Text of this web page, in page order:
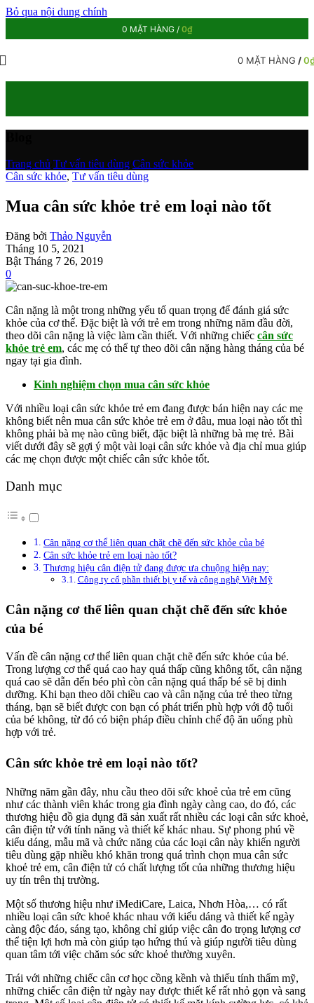
Bỏ qua nội dung chính
0 MẶT HÀNG / 0₫
0 MẶT HÀNG /0
Trang chủ Tư vấn tiêu dùng Cân sức khỏe
Cân sức khỏe, Tư vấn tiêu dùng
Mua cân sức khỏe trẻ em loại nào tốt
Đăng bởi Thảo Nguyễn
Tháng 10 5, 2021
Bật Tháng 7 26, 2019
0
Cân nặng là một trong những yếu tố quan trọng để đánh giá sức
khỏe của cơ thể. Đặc biệt là với trẻ em trong những năm đầu đời,
theo dõi cân nặng là việc làm cần thiết. Với những chiếc cân sức
khỏe trẻ em, các mẹ có thể tự theo dõi cân nặng hàng tháng của bé
ngay tại gia đình.
Kinh nghiệm chọn mua cân sức khỏe
Với nhiều loại cân sức khỏe trẻ em đang được bán hiện nay các mẹ
không biết nên mua cân sức khỏe trẻ em ở đâu, mua loại nào tốt thì
không phải bà mẹ nào cũng biết, đặc biệt là những bà mẹ trẻ. Bài
viết dưới đây sẽ gợi ý một vài loại cân sức khỏe và địa chỉ mua giúp
các mẹ chọn được một chiếc cân sức khỏe tốt.
Danh mục
Cân nặng cơ thể liên quan chặt chẽ đến sức khỏe của bé
Cân sức khỏe trẻ em loại nào tốt?
Thương hiệu cân điện tử đang được ưa chuộng hiện nay:
Công ty cổ phần thiết bị y tế và công nghệ Việt Mỹ
Cân nặng cơ thể liên quan chặt chẽ đến sức khỏe
của bé
Vấn đề cân nặng cơ thể liên quan chặt chẽ đến sức khỏe của bé.
Trong lượng cơ thể quá cao hay quá thấp cũng không tốt, cân nặng
quá cao sẽ dẫn đến béo phì còn cân nặng quá thấp bé sẽ bị dinh
dưỡng. Khi bạn theo dõi chiều cao và cân nặng của trẻ theo từng
tháng, bạn sẽ biết được con bạn có phát triển phù hợp với độ tuổi
của bé không, từ đó có biện pháp điều chỉnh chế độ ăn uống phù
hợp với trẻ.
Cân sức khỏe trẻ em loại nào tốt?
Những năm gần đây, nhu cầu theo dõi sức khoẻ của trẻ em cũng
như các thành viên khác trong gia đình ngày càng cao, do đó, các
thương hiệu đồ gia dụng đã sản xuất rất nhiều các loại cân sức khoẻ,
cân điện tử với tính năng và thiết kế khác nhau. Sự phong phú về
kiểu dáng, mẫu mã và chức năng của các loại cân này khiến người
tiêu dùng gặp nhiều khó khăn trong quá trình chọn mua cân sức
khoẻ trẻ em, cân điện tử có chất lượng tốt của những thương hiệu
uy tín trên thị trường.
Một số thương hiệu như iMediCare, Laica, Nhơn Hòa,… có rất
nhiều loại cân sức khoẻ khác nhau với kiểu dáng và thiết kế ngày
càng độc đáo, sáng tạo, không chỉ giúp việc cân đo trọng lượng cơ
thể tiện lợi hơn mà còn giúp tạo hứng thú và giúp người tiêu dùng
quan tâm tới việc chăm sóc sức khoẻ thường xuyên.
Trái với những chiếc cân cơ học cồng kềnh và thiếu tính thẩm mỹ,
những chiếc cân điện tử ngày nay được thiết kế rất nhỏ gọn và sang